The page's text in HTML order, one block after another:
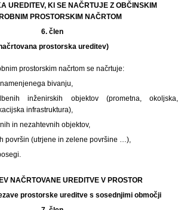
UREDITEV, KI SE NAČRTUJE Z OBČINSKIM
PROSTORSKIM NAČRTOM
6. člen
prostorska ureditev)
prostorskim načrtom se načrtuje:
bivanju,
inženirskih objektov (prometna, okoljska,
infrastruktura),
in nezahtevnih objektov,
površin (utrjene in zelene površine …),
NAČRTOVANE UREDITVE V PROSTOR
prostorske ureditve s sosednjimi območji